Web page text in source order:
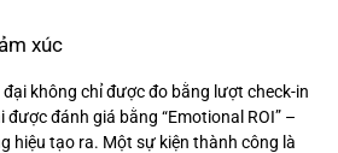
xúc
không chỉ được đo bằng lượt check-in
được đánh giá bằng “Emotional ROI” –
hiệu tạo ra. Một sự kiện thành công là